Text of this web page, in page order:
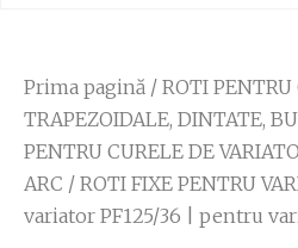
Prima pagină / ROTI PENTRU
TRAPEZOIDALE, DINTATE,
PENTRU CURELE DE
ARC / ROTI FIXE PENTRU
variator PF125/36 | pentru